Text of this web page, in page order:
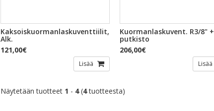
PIKAKATSELU
Kaksoiskuormanlaskuventtiilit,
Alk.
121,00€
Lisää
PIKAKATSELU
Kuormanlaskuvent. R3/8" +
putkisto
206,00€
Lisää
Näytetään tuotteet 1 - 4(4tuotteesta)